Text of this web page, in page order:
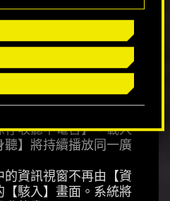
與車輛廣播同步】，下
存收聽中電台】，載入
聽】將持續播放同一廣
的資訊視窗不再由【資
【駭入】畫面。系統將